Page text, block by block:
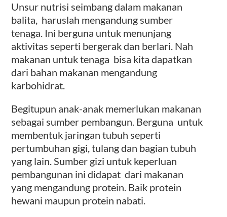
Unsur nutrisi seimbang dalam makanan
balita, haruslah mengandung sumber
tenaga. Ini berguna untuk menunjang
aktivitas seperti bergerak dan berlari. Nah
makanan untuk tenaga bisa kita dapatkan
dari bahan makanan mengandung
karbohidrat.
Begitupun anak-anak memerlukan makanan
sebagai sumber pembangun. Berguna untuk
membentuk jaringan tubuh seperti
pertumbuhan gigi, tulang dan bagian tubuh
yang lain. Sumber gizi untuk keperluan
pembangunan ini didapat dari makanan
yang mengandung protein. Baik protein
hewani maupun protein nabati.